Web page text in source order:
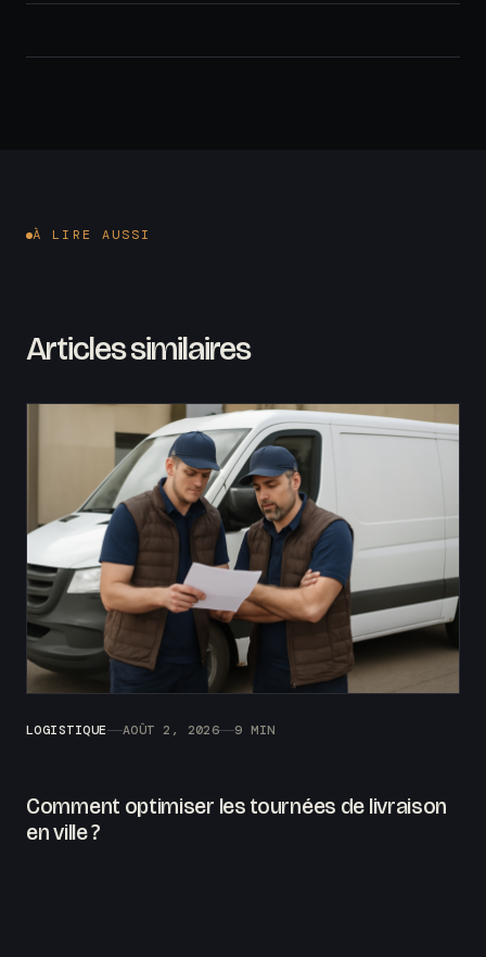
À LIRE AUSSI
Articles similaires
LOGISTIQUE AOÛT 2, 2026 9 MIN
Comment optimiser les tournées de livraison
en ville ?